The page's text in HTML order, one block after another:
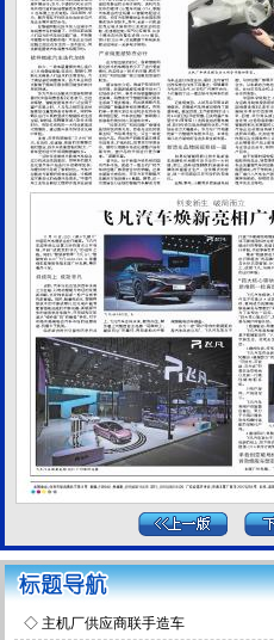
◇ 主机厂供应商联手造车